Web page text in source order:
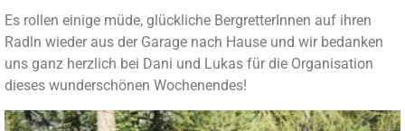
Es rollen einige müde, glückliche BergretterInnen auf ihren
Radln wieder aus der Garage nach Hause und wir bedanken
uns ganz herzlich bei Dani und Lukas für die Organisation
dieses wunderschönen Wochenendes!